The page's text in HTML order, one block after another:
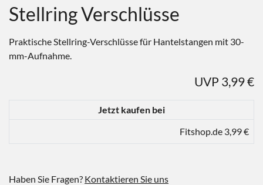
Stellring Verschlüsse
Praktische Stellring-Verschlüsse für Hantelstangen mit 30-
mm-Aufnahme.
UVP 3,99 €
Jetzt kaufen bei
Fitshop.de 3,99 €
Haben Sie Fragen? Kontaktieren Sie uns